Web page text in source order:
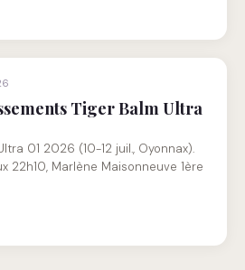
Tiger Balm Ultra
01 2026 (10-12 juil., Oyonnax).
22h10, Marlène Maisonneuve 1ère